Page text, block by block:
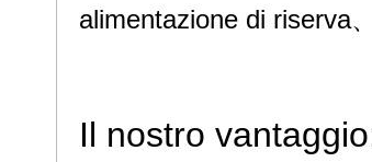
alimentazione di riserva、
Il nostro